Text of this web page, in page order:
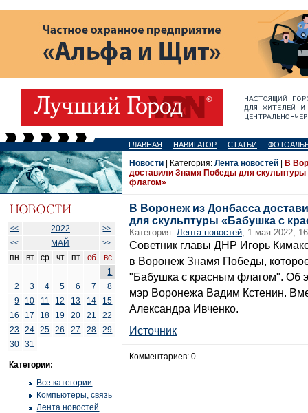
ГЛАВНАЯ НАВИГАТОР СТАТЬИ
<< 2022
>>
<<
МАЙ >>
пн вт ср чт пт сб
вс
1
2
3 4 5 6 7
8
9
10 11 12 13 14
15
16
17 18 19 20 21
22
23
24 25 26 27 28
29
30
31
Категории:
Все категории
Компьютеры, связь
Лента новостей
Новости | Категория: Лента новостей
В
доставили Знамя Победы для
флагом»
В Воронеж из Донбасса
для скульптуры «Бабушка с
Категория: Лента новостей, 1 мая 2022,
Советник главы ДНР Игорь
в Воронеж Знамя Победы,
"Бабушка с красным флагом". Об
мэр Воронежа Вадим Кстенин.
Александра Ивченко.
Источник
Комментариев: 0